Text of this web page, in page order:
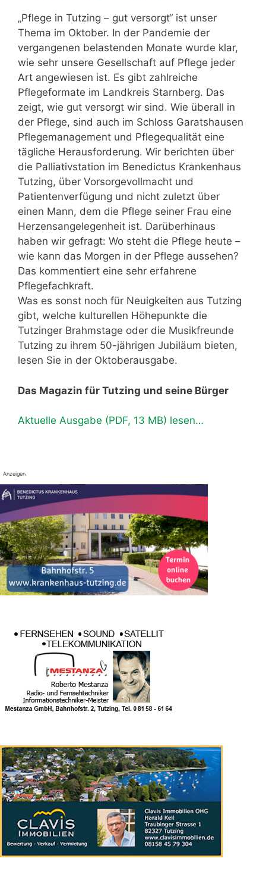
„Pflege in Tutzing – gut versorgt“ ist unser
Thema im Oktober. In der Pandemie der
vergangenen belastenden Monate wurde klar,
wie sehr unsere Gesellschaft auf Pflege jeder
Art angewiesen ist. Es gibt zahlreiche
Pflegeformate im Landkreis Starnberg. Das
zeigt, wie gut versorgt wir sind. Wie überall in
der Pflege, sind auch im Schloss Garatshausen
Pflegemanagement und Pflegequalität eine
tägliche Herausforderung. Wir berichten über
die Palliativstation im Benedictus Krankenhaus
Tutzing, über Vorsorgevollmacht und
Patientenverfügung und nicht zuletzt über
einen Mann, dem die Pflege seiner Frau eine
Herzensangelegenheit ist. Darüberhinaus
haben wir gefragt: Wo steht die Pflege heute –
wie kann das Morgen in der Pflege aussehen?
Das kommentiert eine sehr erfahrene
Pflegefachkraft.
Was es sonst noch für Neuigkeiten aus Tutzing
gibt, welche kulturellen Höhepunkte die
Tutzinger Brahmstage oder die Musikfreunde
Tutzing zu ihrem 50-jährigen Jubiläum bieten,
lesen Sie in der Oktoberausgabe.
Das Magazin für Tutzing und seine Bürger
Aktuelle Ausgabe (PDF, 13 MB) lesen…
Anzeigen